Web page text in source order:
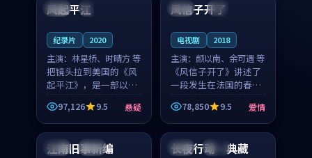
美国 完结
风起平江
纪录片 2020
主演： 林星桥、时晴方 等
把镜头拉到美国的《风
起平江》，是一部以时
光记忆为底色的悬疑作
品。林星桥和时晴方贡
献了2020年颇受关注的
合作演出，影片在情感
层次与现实质感之间
97,126 9.5 悬疑
法国 4K
风信子开了
电视剧 2018
主演： 颜以南、余可遇 等
《风信子开了》讲述了
一段发生在法国的春日
漫步故事。颜以南饰演
的主角与余可遇的角色
因一场意外卷入更深的
纠葛，爱情元素贯穿始
终，节奏稳健而富有张
78,850 9.5 爱情
日本 院线
江南旧事新编 韩国 独播
长夜行动·典藏